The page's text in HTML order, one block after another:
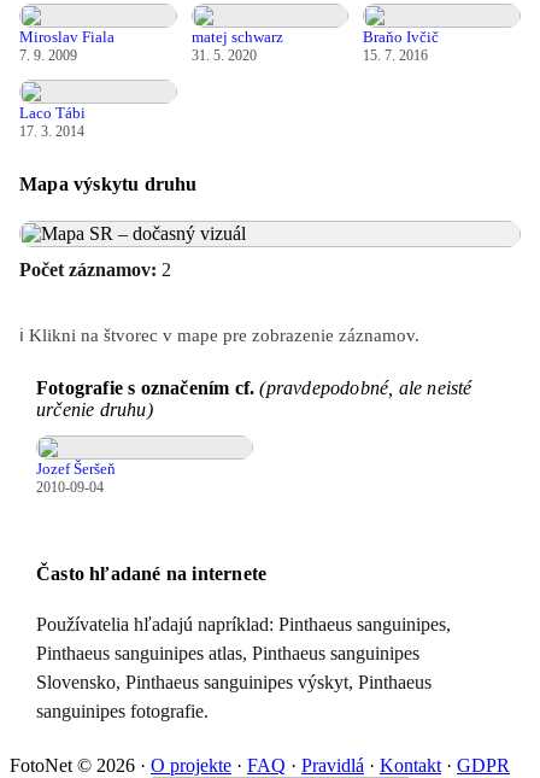
Miroslav Fiala
7. 9. 2009
matej schwarz
31. 5. 2020
Braňo Ivčič
15. 7. 2016
Laco Tábi
17. 3. 2014
Mapa výskytu druhu
Počet záznamov: 2
ℹ️ Klikni na štvorec v mape pre zobrazenie záznamov.
Fotografie s označením cf.(pravdepodobné, ale neisté
určenie druhu)
Jozef Šeršeň
2010-09-04
Často hľadané na internete
Používatelia hľadajú napríklad: Pinthaeus sanguinipes,
Pinthaeus sanguinipes atlas, Pinthaeus sanguinipes
Slovensko, Pinthaeus sanguinipes výskyt, Pinthaeus
sanguinipes fotografie.
FotoNet © 2026 · O projekte · FAQ · Pravidlá · Kontakt · GDPR